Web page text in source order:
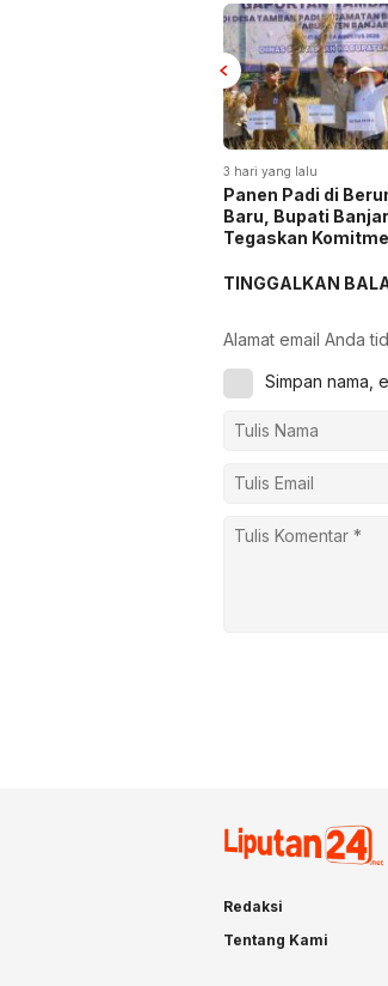
3 hari yang lalu
Panen Padi di
Baru, Bupati Banjar
Tegaskan
TINGGALKAN
Alamat email Anda
Simpan nama,
Redaksi
Tentang Kami